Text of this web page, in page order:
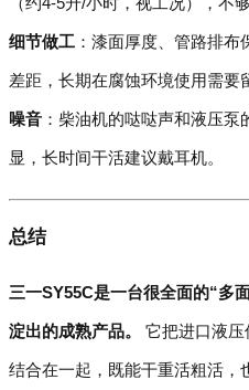
细节做工 ：漆面厚度、管路排
差距，长期在腐蚀环境使用需要
噪音 ：柴油机的哒哒声和液压
显，长时间干活建议戴耳机。
总结
三一SY55C是一台很全面的“多
淀出的成熟产品。 它把进口液
结合在一起，既能干重活粗活，